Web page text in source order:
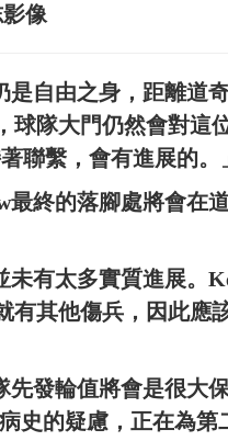
像
自由之身，距離道
球隊大門仍然會對這
聯繫，會有進展的。
終的落腳處將會在
有太多實質進展。
有其他傷兵，因此應
發輪值將會是很大
史的疑慮，正在為第